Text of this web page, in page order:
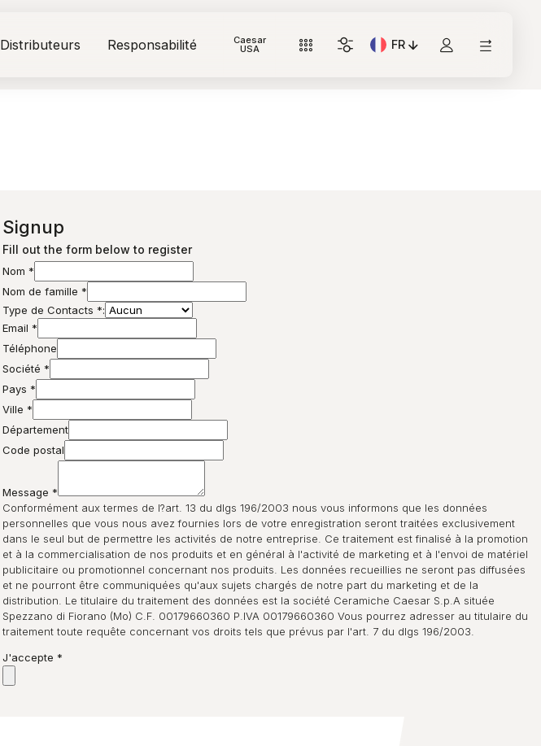
Distributeurs Responsabilité Caesar
USA FR
Langue actuelle: Italiano
Signup
Fill out the form below to register
Nom *
Nom de famille *
Type de Contacts *:
Email *
Téléphone
Société *
Pays *
Ville *
Département
Code postal
Message *
Conformément aux termes de l?art. 13 du dlgs 196/2003 nous vous informons que les données
personnelles que vous nous avez fournies lors de votre enregistration seront traitées exclusivement
dans le seul but de permettre les activités de notre entreprise. Ce traitement est finalisé à la promotion
et à la commercialisation de nos produits et en général à l'activité de marketing et à l'envoi de matériel
publicitaire ou promotionnel concernant nos produits. Les données recueillies ne seront pas diffusées
et ne pourront être communiquées qu'aux sujets chargés de notre part du marketing et de la
distribution. Le titulaire du traitement des données est la société Ceramiche Caesar S.p.A située
Spezzano di Fiorano (Mo) C.F. 00179660360 P.IVA 00179660360 Vous pourrez adresser au titulaire du
traitement toute requête concernant vos droits tels que prévus par l'art. 7 du dlgs 196/2003.
J'accepte *